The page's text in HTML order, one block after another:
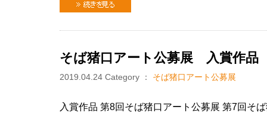
そば猪口アート公募展 入賞作品
2019.04.24 Category ： そば猪口アート公募展
入賞作品 第8回そば猪口アート公募展 第7回そ